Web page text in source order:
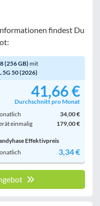
findest Du
(256 GB) mit
5G 50 (2026)
41,66 €
Durchschnitt pro Monat
34,00 €
einmalig
179,00 €
Effektivpreis
3,34 €